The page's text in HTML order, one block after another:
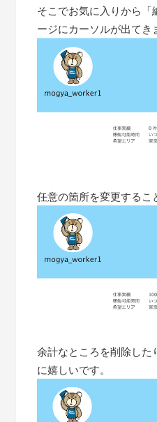
そこでお気に入りから
ージにカーソルが出てき
任意の箇所を変更するこ
余計なところを削除し
に嬉しいです。